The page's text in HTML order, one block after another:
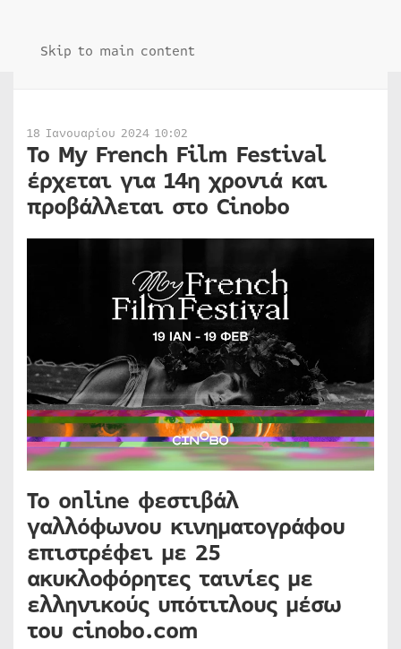
Skip to main content
18 Ιανουαρίου 2024 10:02
Το My French Film Festival
έρχεται για 14η χρονιά και
προβάλλεται στο Cinobo
Το online φεστιβάλ
γαλλόφωνου κινηματογράφου
επιστρέφει με 25
ακυκλοφόρητες ταινίες με
ελληνικούς υπότιτλους μέσω
του cinobo.com